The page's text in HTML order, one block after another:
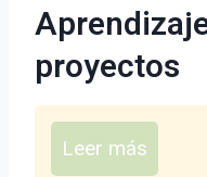
proyectos
Leer más